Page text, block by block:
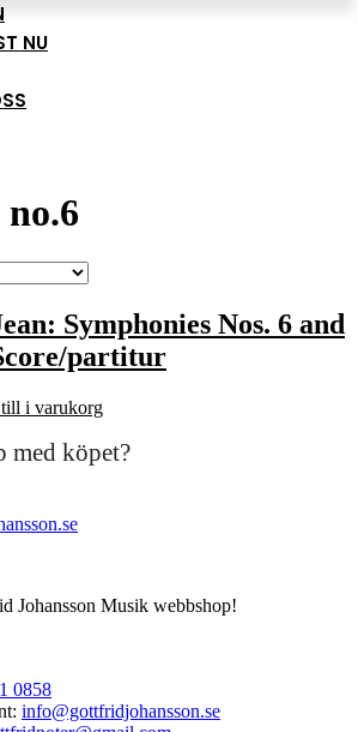
NU
Symphonies Nos. 6 and
partitur
i varukorg
med köpet?
Johansson Musik webbshop!
0858
info@gottfridjohansson.se